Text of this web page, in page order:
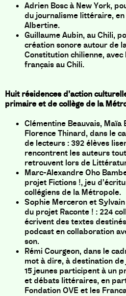
Adrien Bosc à New York,
du journalisme littéraire,
Albertine.
Guillaume Aubin, au Chili,
création sonore autour de
Constitution chilienne,
français au Chili.
Huit résidences d’action
primaire et de collège de la
Clémentine Beauvais, Maïa
Florence Thinard, dans le
de lecteurs : 392 élèves
rencontrent les auteurs
retrouvent lors de
Marc-Alexandre Oho
projet Fictions !, jeu
collégiens de la Métropole.
Sophie Merceron et
du projet Raconte ! : 224
écrivent des textes
podcast en collaboration
son.
Rémi Courgeon, dans le
mot à dire, à destination
15 jeunes participent à un
et débats littéraires, en
Fondation OVE et les